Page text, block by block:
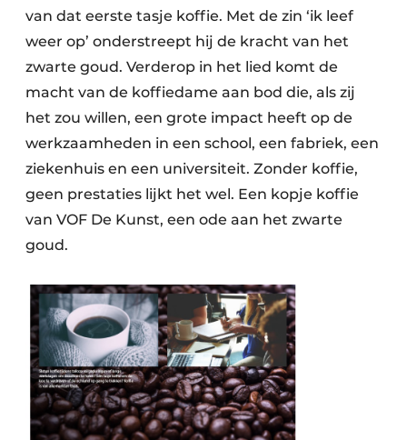
van dat eerste tasje koffie. Met de zin ‘ik leef
weer op’ onderstreept hij de kracht van het
zwarte goud. Verderop in het lied komt de
macht van de koffiedame aan bod die, als zij
het zou willen, een grote impact heeft op de
werkzaamheden in een school, een fabriek, een
ziekenhuis en een universiteit. Zonder koffie,
geen prestaties lijkt het wel. Een kopje koffie
van VOF De Kunst, een ode aan het zwarte
goud.